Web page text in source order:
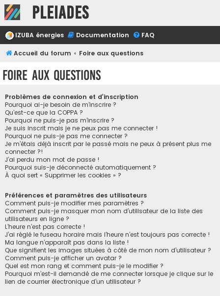
Pleiades
IZUBA énergies Documentation FAQ
Accueil du forum Foire aux questions
Foire aux questions
Problèmes de connexion et d’inscription
Pourquoi ai-je besoin de m’inscrire ?
Qu’est-ce que la COPPA ?
Pourquoi ne puis-je pas m’inscrire ?
Je suis inscrit mais je ne peux pas me connecter !
Pourquoi ne puis-je pas me connecter ?
Je m’étais déjà inscrit par le passé mais ne peux à présent plus me
connecter ?!
J’ai perdu mon mot de passe !
Pourquoi suis-je déconnecté automatiquement ?
À quoi sert « Supprimer les cookies » ?
Préférences et paramètres des utilisateurs
Comment puis-je modifier mes paramètres ?
Comment puis-je masquer mon nom d’utilisateur de la liste des
utilisateurs en ligne ?
L’heure n’est pas correcte !
J’ai réglé le fuseau horaire mais l’heure n’est toujours pas correcte !
Ma langue n’apparaît pas dans la liste !
Que signifient les images situées à côté de mon nom d’utilisateur ?
Comment puis-je afficher un avatar ?
Quel est mon rang et comment puis-je le modifier ?
Pourquoi m’est-il demandé de me connecter lorsque je clique sur le
lien de courrier électronique d’un utilisateur ?